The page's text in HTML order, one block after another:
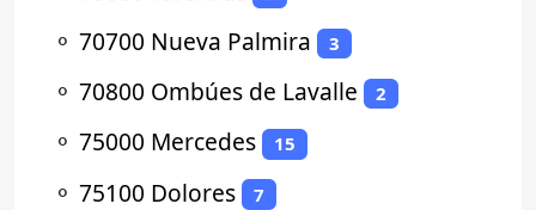
⚬ 70700 Nueva Palmira 3
⚬ 70800 Ombúes de Lavalle 2
⚬ 75000 Mercedes 15
⚬ 75100 Dolores 7